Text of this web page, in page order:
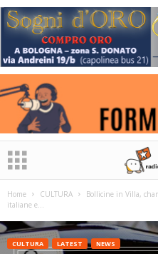
Home CULTURA
Bollicine in Villa,
italiane e...
CULTURA LATEST NEWS